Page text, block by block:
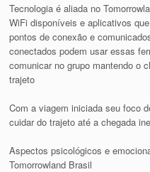
Tecnologia é aliada no
WiFi disponíveis e aplicativos
pontos de conexão e
conectados podem usar essas
comunicar no grupo mantendo o
trajeto
Com a viagem iniciada seu foco
cuidar do trajeto até a chegada
Aspectos psicológicos e
Tomorrowland Brasil